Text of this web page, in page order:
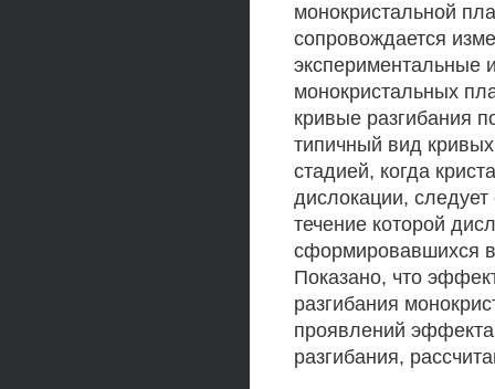
монокристальной
сопровождается
экспериментальные
монокристальных
кривые разгибания
типичный вид
стадией, когда
дислокации,
течение которой
сформировавшихся
Показано, что
разгибания
проявлений
разгибания,